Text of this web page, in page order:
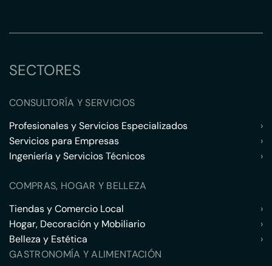
SECTORES
CONSULTORÍA Y SERVICIOS
Profesionales y Servicios Especializados
›
Servicios para Empresas
›
Ingeniería y Servicios Técnicos
›
COMPRAS, HOGAR Y BELLEZA
Tiendas y Comercio Local
›
Hogar, Decoración y Mobiliario
›
Belleza y Estética
›
GASTRONOMÍA Y ALIMENTACIÓN